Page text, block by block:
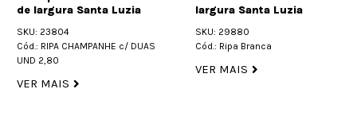
de largura Santa Luzia
SKU: 23804
Cód.: RIPA CHAMPANHE c/ DUAS
UND 2,80
VER MAIS
largura Santa Luzia
SKU: 29880
Cód.: Ripa Branca
VER MAIS